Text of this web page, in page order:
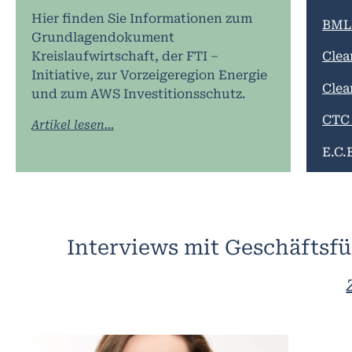
Hier finden Sie Informationen zum
Grundlagendokument
Kreislaufwirtschaft, der FTI –
Initiative, zur Vorzeigeregion Energie
und zum AWS Investitionsschutz.
Artikel lesen...
Interviews mit